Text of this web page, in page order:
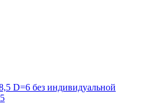
D=6 без индивидуальной